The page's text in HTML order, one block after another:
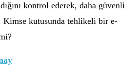
kontrol ederek, daha güvenli
Kimse kutusunda tehlikeli bir e-